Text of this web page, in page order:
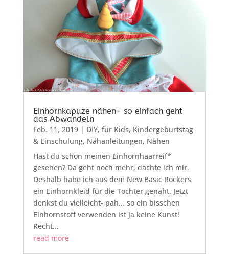
Einhornkapuze nähen- so einfach geht
das Abwandeln
Feb. 11, 2019| DIY, für Kids, Kindergeburtstag
& Einschulung, Nähanleitungen, Nähen
Hast du schon meinen Einhornhaarreif*
gesehen? Da geht noch mehr, dachte ich mir.
Deshalb habe ich aus dem New Basic Rockers
ein Einhornkleid für die Tochter genäht. Jetzt
denkst du vielleicht- pah... so ein bisschen
Einhornstoff verwenden ist ja keine Kunst!
Recht...
read more